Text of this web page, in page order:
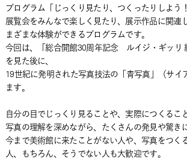
プログラム「じっくり見たり、つくったりしよう
展覧会をみんなで楽しく見たり、展示作品に関連
まざまな体験ができるプログラムです。
今回は、「総合開館30周年記念 ルイジ・ギッリ
を見た後に、
19世紀に発明された写真技法の「青写真」（サイ
ます。
自分の目でじっくり見ることや、実際につくるこ
写真の理解を深めながら、たくさんの発見や驚き
今まで美術館に来たことがない人や、写真をつく
人、もちろん、そうでない人も大歓迎です。